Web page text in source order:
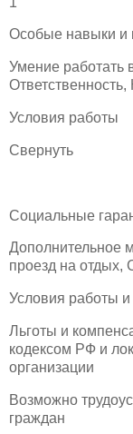
Особые навыки и
Умение работать
Условия работы
Свернуть
Социальные
Дополнительное
проезд на отдых,
Условия работы
Льготы и
кодексом РФ и
организации
Возможно
граждан